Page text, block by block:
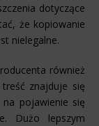
dotyczące
że kopiowanie
nielegalne.
również
znajduje się
pojawienie się
Dużo lepszym